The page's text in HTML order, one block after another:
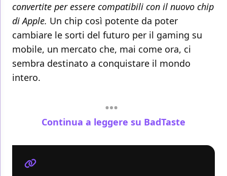
convertite per essere compatibili con il nuovo chip
di Apple. Un chip così potente da poter
cambiare le sorti del futuro per il gaming su
mobile, un mercato che, mai come ora, ci
sembra destinato a conquistare il mondo
intero.
Continua a leggere su BadTaste